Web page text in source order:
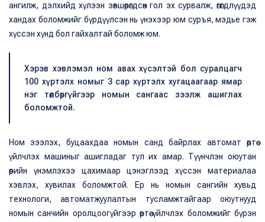
ангилж, дэлхийд хүлээн зөвшөөрөгдсөн гол эх сурвалж, өгөгдлүүдэд
хандах боломжийг бүрдүүлсэн нь үнэхээр юм суръя, мэдье гэж
хүссэн хүнд бол гайхалтай боломж юм.
Хэрэв хэвлэмэл ном авах хүсэлтэй бол суралцагч
100 хүртэлх номыг 3 сар хүртэлх хугацаагаар ямар
нэг төлбөргүйгээр номын сангаас зээлж ашиглах
боломжтой.
Ном зээлэх, буцаахдаа номын санд байрлах автомат өөртөө
үйлчлэх машиныг ашигладаг тул их амар. Түүнчлэн оюутан
өөрийн үнэмлэхээ цахимаар цэнэглээд хүссэн материалаа
хэвлэх, хувилах боломжтой. Ер нь номын сангийн хувьд
технологи, автоматжуулалтын тусламжтайгаар оюутнууд
номын санчийн оролцоогүйгээр өөртөө үйлчлэх боломжийг бүрэн